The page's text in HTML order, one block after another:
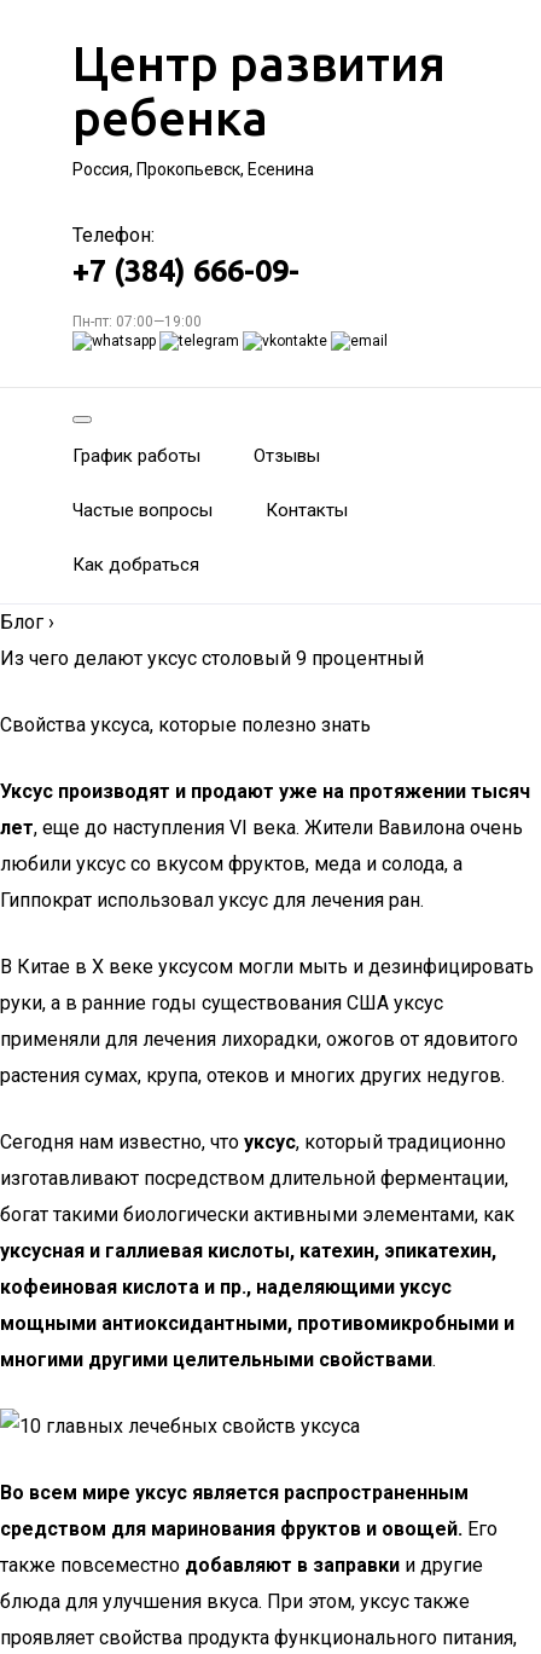
Центр развития
ребенка
Россия, Прокопьевск, Есенина
Телефон:
+7 (384) 666-09-
Пн-пт: 07:00—19:00
График работы Отзывы
Частые вопросы Контакты
Как добраться
Блог ›
Из чего делают уксус столовый 9 процентный
Свойства уксуса, которые полезно знать
Уксус производят и продают уже на протяжении тысяч
лет, еще до наступления VI века. Жители Вавилона очень
любили уксус со вкусом фруктов, меда и солода, а
Гиппократ использовал уксус для лечения ран.
В Китае в X веке уксусом могли мыть и дезинфицировать
руки, а в ранние годы существования США уксус
применяли для лечения лихорадки, ожогов от ядовитого
растения сумах, крупа, отеков и многих других недугов.
Сегодня нам известно, что уксус, который традиционно
изготавливают посредством длительной ферментации,
богат такими биологически активными элементами, как
уксусная и галлиевая кислоты, катехин, эпикатехин,
кофеиновая кислота и пр., наделяющими уксус
мощными антиоксидантными, противомикробными и
многими другими целительными свойствами.
Во всем мире уксус является распространенным
средством для маринования фруктов и овощей. Его
также повсеместно добавляют в заправки и другие
блюда для улучшения вкуса. При этом, уксус также
проявляет свойства продукта функционального питания,